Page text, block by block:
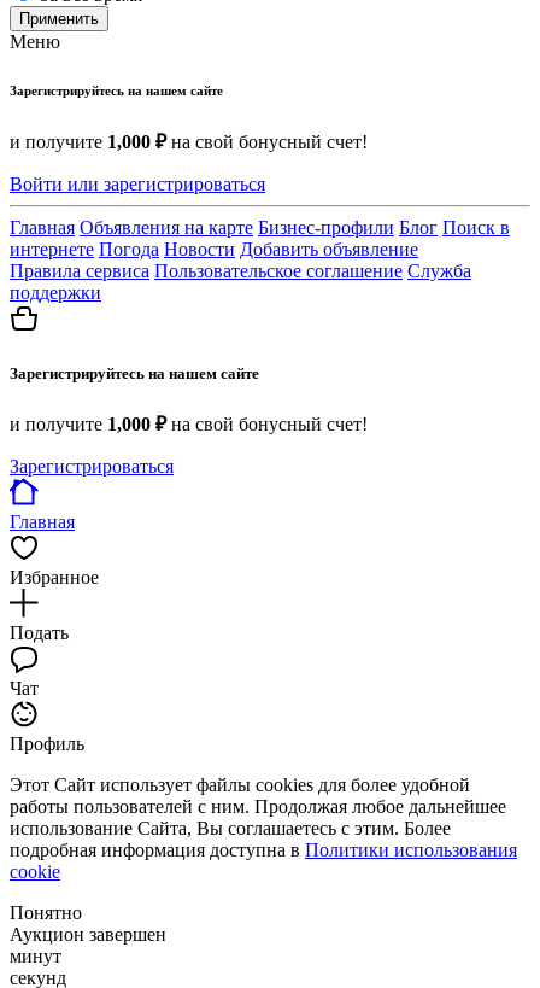
Применить
Меню
Зарегистрируйтесь на нашем сайте
и получите 1,000 ₽на свой бонусный счет!
Войти или зарегистрироваться
Главная Объявления на карте Бизнес-профили Блог Поиск в
интернете Погода Новости Добавить объявление
Правила сервиса Пользовательское соглашение Служба
поддержки
Зарегистрируйтесь на нашем сайте
и получите 1,000 ₽на свой бонусный счет!
Зарегистрироваться
Главная
Избранное
Подать
Чат
Профиль
Этот Сайт использует файлы cookies для более удобной
работы пользователей с ним. Продолжая любое дальнейшее
использование Сайта, Вы соглашаетесь с этим. Более
подробная информация доступна в Политики использования
cookie
Понятно
Аукцион завершен
минут
секунд